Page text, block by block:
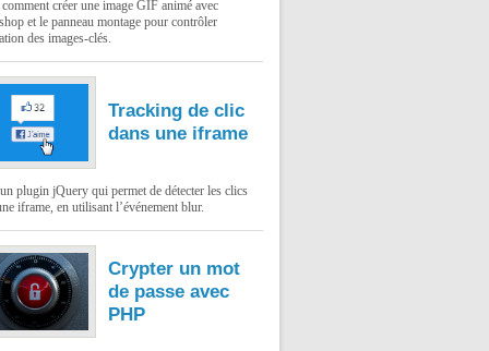
créer une image GIF animé avec
et le panneau montage pour contrôler
des images-clés.
Tracking de clic
dans une iframe
plugin jQuery qui permet de détecter les clics
iframe, en utilisant l’événement blur.
Crypter un mot
de passe avec
PHP